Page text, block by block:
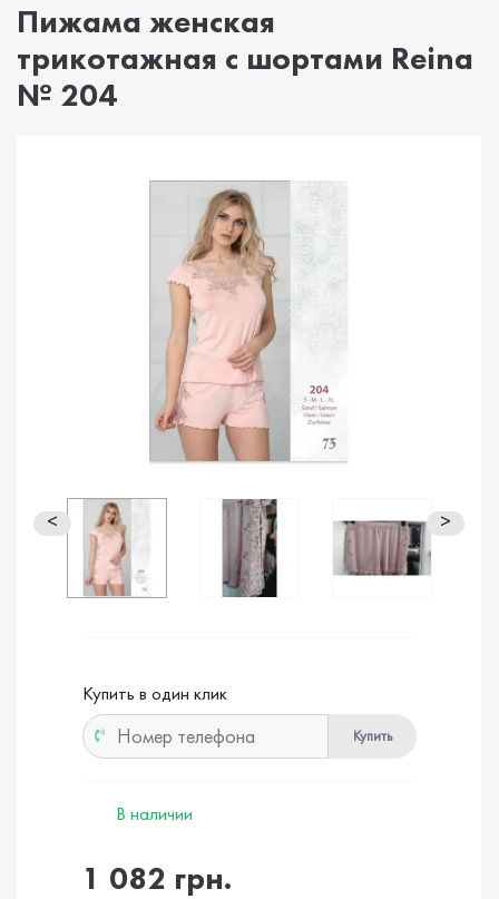
Пижама женская
трикотажная с шортами Reina
№ 204
< >
Купить в один клик
Купить
В наличии
1 082 грн.